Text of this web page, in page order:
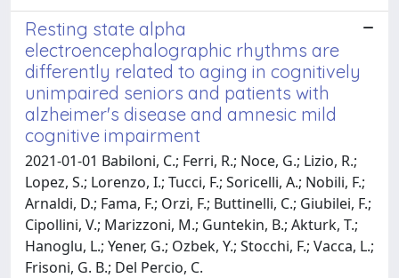
Resting state alpha
electroencephalographic rhythms are
differently related to aging in cognitively
unimpaired seniors and patients with
alzheimer's disease and amnesic mild
cognitive impairment
2021-01-01 Babiloni, C.; Ferri, R.; Noce, G.; Lizio, R.;
Lopez, S.; Lorenzo, I.; Tucci, F.; Soricelli, A.; Nobili, F.;
Arnaldi, D.; Fama, F.; Orzi, F.; Buttinelli, C.; Giubilei, F.;
Cipollini, V.; Marizzoni, M.; Guntekin, B.; Akturk, T.;
Hanoglu, L.; Yener, G.; Ozbek, Y.; Stocchi, F.; Vacca, L.;
Frisoni, G. B.; Del Percio, C.